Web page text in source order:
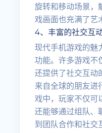
旋转和移动场景，
戏画面也充满了艺
4、丰富的社交互
现代手机游戏的魅
功能。许多游戏不
还提供了社交互动
来自全球的朋友进
戏中，玩家不仅可
还能够通过组队、
到团队合作和社交